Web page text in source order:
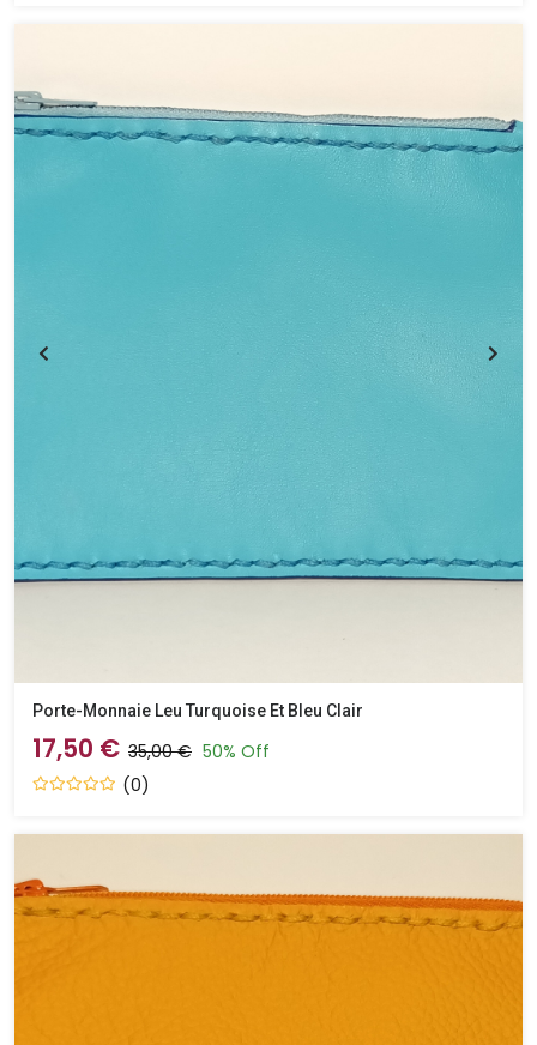
Porte-Monnaie Leu Turquoise Et Bleu Clair
17,50 € 35,00 € 50% Off
(0)